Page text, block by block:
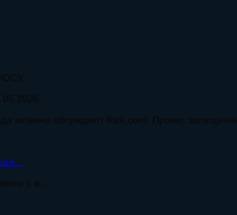
активно обсуждают Kick.com. Проект,
с в...